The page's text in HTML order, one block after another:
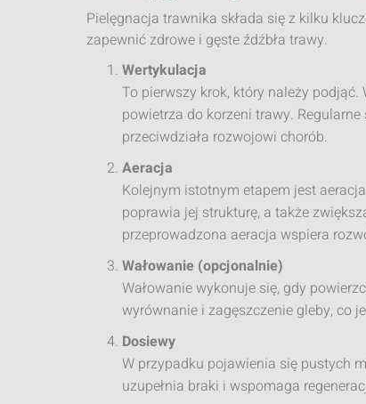
Pielęgnacja trawnika składa się z kilku
zapewnić zdrowe i gęste źdźbła trawy.
Wertykulacja
To pierwszy krok, który należy
powietrza do korzeni trawy.
przeciwdziała rozwojowi chorób.
Aeracja
Kolejnym istotnym etapem jest
poprawia jej strukturę, a także
przeprowadzona aeracja wspiera
Wałowanie (opcjonalnie)
Wałowanie wykonuje się, gdy
wyrównanie i zagęszczenie gleby, co
Dosiewy
W przypadku pojawienia się pustych
uzupełnia braki i wspomaga